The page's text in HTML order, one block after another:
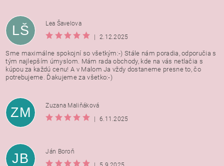
LŠ
Lea Šavelova
|
2.12.2025
Sme maximálne spokojní so všetkým:-) Stále nám poradia, odporučia s
tým najlepším úmyslom. Mám rada obchody, kde na vás netlačia s
kúpou za každú cenu! A v Malom Ja vždy dostaneme presne to, čo
potrebujeme. Ďakujeme za všetko:-)
ZM
Zuzana Maliňáková
|
6.11.2025
JB
Ján Boroň